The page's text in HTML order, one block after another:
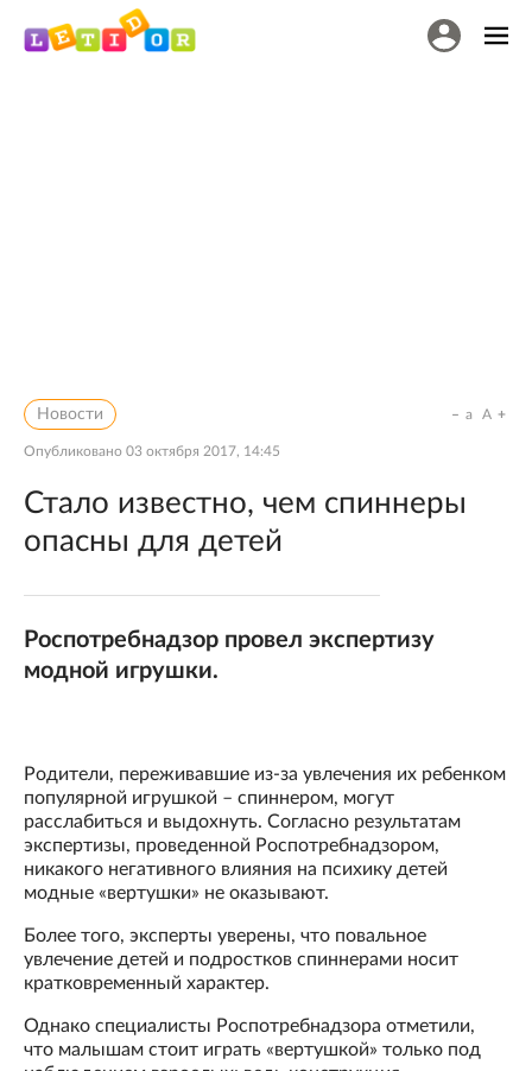
Новости
Опубликовано 03 октября 2017, 14:45
a A
Стало известно, чем спиннеры
опасны для детей
Роспотребнадзор провел экспертизу
модной игрушки.
Родители, переживавшие из-за увлечения их ребенком
популярной игрушкой – спиннером, могут
расслабиться и выдохнуть. Согласно результатам
экспертизы, проведенной Роспотребнадзором,
никакого негативного влияния на психику детей
модные «вертушки» не оказывают.
Более того, эксперты уверены, что повальное
увлечение детей и подростков спиннерами носит
кратковременный характер.
Однако специалисты Роспотребнадзора отметили,
что малышам стоит играть «вертушкой» только под